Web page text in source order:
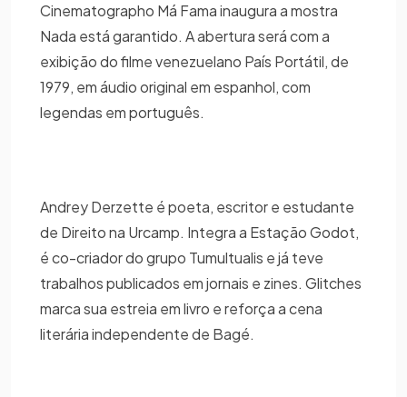
Cinematographo Má Fama inaugura a mostra
Nada está garantido. A abertura será com a
exibição do filme venezuelano País Portátil, de
1979, em áudio original em espanhol, com
legendas em português.
Andrey Derzette é poeta, escritor e estudante
de Direito na Urcamp. Integra a Estação Godot,
é co-criador do grupo Tumultualis e já teve
trabalhos publicados em jornais e zines. Glitches
marca sua estreia em livro e reforça a cena
literária independente de Bagé.